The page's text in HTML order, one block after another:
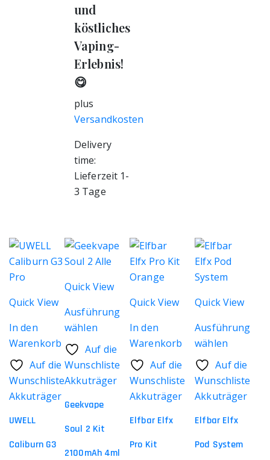
und
köstliches
Vaping-
Erlebnis!
😋
plus
Versandkosten
Delivery
time:
Lieferzeit 1-
3 Tage
Quick View
In den
Warenkorb
Auf die
Wunschliste
Akkuträger
UWELL
Caliburn G3
Quick View
Ausführung
wählen
Dieses
Produkt
weist
mehrere
Varianten
Die
Optionen
Auf die
Wunschliste
Akkuträger
Geekvape
Soul 2 Kit
2100mAh 4ml
Quick View
In den
Warenkorb
Auf die
Wunschliste
Akkuträger
Elfbar Elfx
Pro Kit
Quick View
Ausführung
wählen
Dieses
Produkt
weist
mehrere
Varianten
Die
Auf die
Wunschliste
Akkuträger
Elfbar Elfx
Pod System